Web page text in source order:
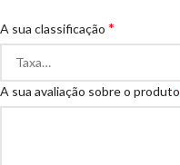
A sua classificação *
A sua avaliação sobre o produto